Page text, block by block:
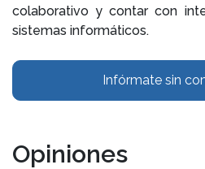
colaborativo y contar con
sistemas informáticos.
Infórmate sin
Opiniones